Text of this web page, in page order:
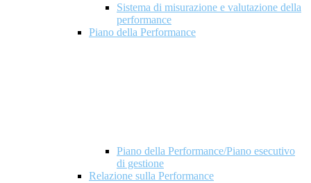
Sistema di misurazione e valutazione della
performance
Piano della Performance
Piano della Performance/Piano esecutivo
di gestione
Relazione sulla Performance